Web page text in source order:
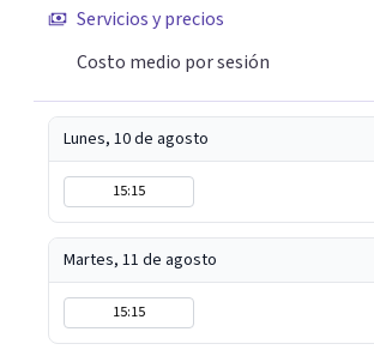
Shefali Tsabary, formada en Conscious
de California. Si buscas un
práctico y efectivo, será un placer
Servicios y precios
Costo medio por sesión
Lunes, 10 de agosto
15:15
Martes, 11 de agosto
15:15